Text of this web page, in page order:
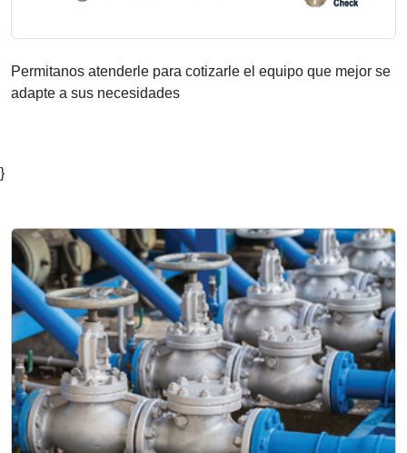
Permitanos atenderle para cotizarle el equipo que mejor se
adapte a sus necesidades
}